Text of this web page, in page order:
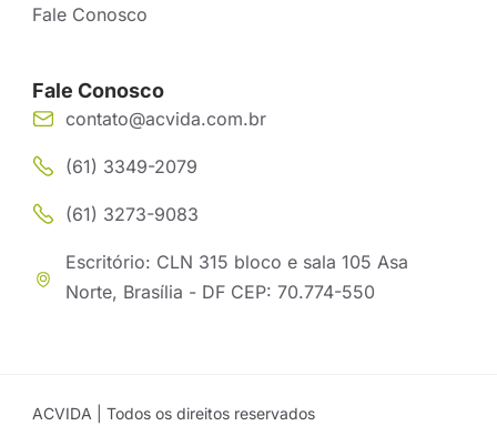
Fale Conosco
Fale Conosco
contato@acvida.com.br
(61) 3349-2079
(61) 3273-9083
Escritório: CLN 315 bloco e sala 105 Asa
Norte, Brasília - DF CEP: 70.774-550
ACVIDA | Todos os direitos reservados